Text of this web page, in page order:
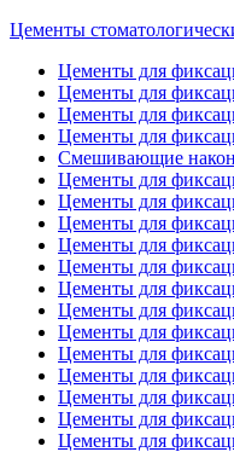
Цементы
Цементы для
Цементы для
Цементы для
Цементы для
Смешивающие
Цементы для
Цементы для
Цементы для
Цементы для
Цементы для
Цементы для
Цементы для
Цементы для
Цементы для
Цементы для
Цементы для
Цементы для
Цементы для